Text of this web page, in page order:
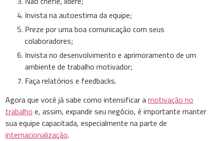
Invista na autoestima da equipe;
Preze por uma boa comunicação com seus
colaboradores;
Invista no desenvolvimento e aprimoramento de um
ambiente de trabalho motivador;
Faça relatórios e feedbacks.
Agora que você já sabe como intensificar amotivação no
trabalho e, assim, expandir seu negócio, é importante manter
sua equipe capacitada, especialmente na parte de
internacionalização.